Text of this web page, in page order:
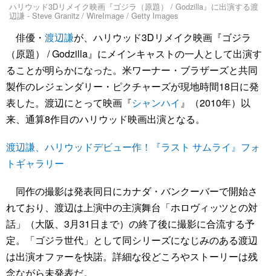
ハリウッド3Dリメイク映画『ゴジラ（原題） / Godzilla』に出演する渡
辺謙 - Steve Granitz / WireImage / Getty Images
俳優・ 渡辺謙が、ハリウッド3Dリメイク映画『ゴジラ
（原題） / Godzilla』にメインキャストの一人として出演す
ることが明らかになった。米ワーナー・ブラザーズと共同
製作のレジェンダリー・ピクチャーズが現地時間18日に発
表した。渡辺にとって映画『シャンハイ 』（2010年）以
来、通算8作目のハリウッド映画出演となる。
渡辺謙、ハリウッドデビュー作！『ラスト サムライ』フォ
トギャラリー
同作の撮影は発表同日にカナダ・バンクーバーで開始さ
れており、渡辺は上演中の主演舞台「ホロヴィッツとの対
話」（大阪、3月31日まで）の終了後に撮影に合流する予
定。「ゴジラ世代」として同シリーズになじみのある渡辺
は出演オファーを快諾。詳細な役どころやストーリーは残
念ながら未発表だ。